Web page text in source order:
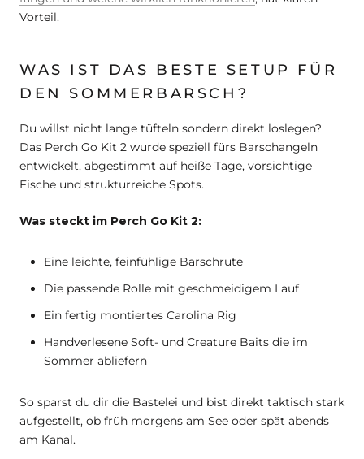
Vorteil.
WAS IST DAS BESTE SETUP FÜR
DEN SOMMERBARSCH?
Du willst nicht lange tüfteln sondern direkt loslegen?
Das Perch Go Kit 2 wurde speziell fürs Barschangeln
entwickelt, abgestimmt auf heiße Tage, vorsichtige
Fische und strukturreiche Spots.
Was steckt im Perch Go Kit 2:
Eine leichte, feinfühlige Barschrute
Die passende Rolle mit geschmeidigem Lauf
Ein fertig montiertes Carolina Rig
Handverlesene Soft- und Creature Baits die im
Sommer abliefern
So sparst du dir die Bastelei und bist direkt taktisch stark
aufgestellt, ob früh morgens am See oder spät abends
am Kanal.